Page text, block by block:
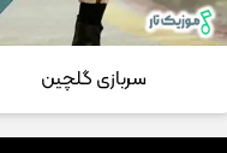
سربازی گلچین